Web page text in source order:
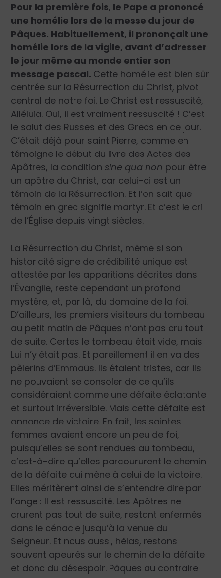
Pour la première fois, le Pape a prononcé
une homélie lors de la messe du jour de
Pâques. Habituellement, il prononçait une
homélie lors de la vigile, avant d’adresser
le jour même au monde entier son
message pascal. Cette homélie est bien sûr
centrée sur la Résurrection du Christ, pivot
central de notre foi. Le Christ est ressuscité,
Alléluia. Oui, il est vraiment ressuscité ! C’est
le salut des Russes et des Grecs en ce jour.
C’était déjà pour saint Pierre, comme en
témoigne le début du livre des Actes des
Apôtres, la conditionsine qua non pour être
un apôtre du Christ, car celui-ci est un
témoin de la Résurrection. Et l’on sait que
témoin en grec signifie martyr. Et c’est le cri
de l’Église depuis vingt siècles.
La Résurrection du Christ, même si son
historicité signe de crédibilité unique est
attestée par les apparitions décrites dans
l’Évangile, reste cependant un profond
mystère, et, par là, du domaine de la foi.
D’ailleurs, les premiers visiteurs du tombeau
au petit matin de Pâques n’ont pas cru tout
de suite. Certes le tombeau était vide, mais
Lui n’y était pas. Et pareillement il en va des
pèlerins d’Emmaüs. Ils étaient tristes, car ils
ne pouvaient se consoler de ce qu’ils
considéraient comme une défaite éclatante
et surtout irréversible. Mais cette défaite est
annonce de victoire. En fait, les saintes
femmes avaient encore un peu de foi,
puisqu’elles se sont rendues au tombeau,
c’est-à-dire qu’elles parcoururent le chemin
de la défaite qui mène à celui de la victoire.
Elles méritèrent ainsi de s’entendre dire par
l’ange : Il est ressuscité. Les Apôtres ne
crurent pas tout de suite, restant enfermés
dans le cénacle jusqu’à la venue du
Seigneur. Et nous aussi, hélas, restons
souvent apeurés sur le chemin de la défaite
et donc du désespoir. Pâques au contraire